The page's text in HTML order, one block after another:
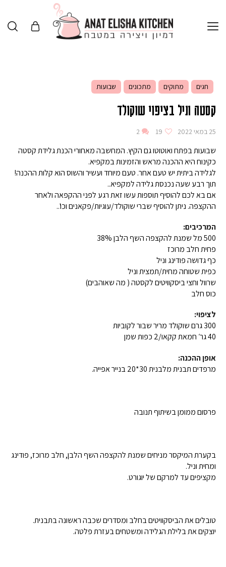
חגים מתוקים מתכונים שבועות
קסטה וניל בציפוי שוקולד
25 במאי 2022 19
2
שבועות בפתח ואוטוטו גם הקיץ. המחשבה מאחורי הכנת גלידת קסטה
כקינוח היא ההכנה מראש והזמינות במקפיא.
לגלידה ביתית יש טעם אחר. טעם מיוחד ועשיר והשוס הוא קלות ההכנה!
תוך רבע שעה נכנסת גלידה למקפיא..
אם בא לכם להוסיף תוספות עשו זאת רגע לפני ההקפאה ולאחר
ההקצפה. ניתן להוסיף שברי שוקולד/עוגיות/פקאנים וכו'..
המרכיבים:
500 מל שמנת להקצפה השף הלבן 38%
פחית חלב מרוכז
כף גדושה פודינג וניל
כפית שטוחה מחית/תמצית וניל
שרוול וחצי ביסקוויטים לקסטה ( מה שאוהבים)
כוס חלב
לציפוי:
300 גרם שוקולד מריר שבור לקוביות
40 גר׳ חמאת קקאו/2 כפות שמן
אופן ההכנה:
מרפדים תבנית מלבנית 30*20 בנייר אפייה.
פרסום ממומן בשיתוף תנובה
בקערת המיקסר מניחים שמנת להקצפה השף הלבן, חלב מרוכז, פודינג
ומחית וניל.
מקציפים עד למרקם של יוגורט.
טובלים את הביסקוויטים בחלב ומסדרים שכבה ראשונה בתבנית.
יוצקים את בלילת הגלידה ומשטחים בעזרת פלטה.